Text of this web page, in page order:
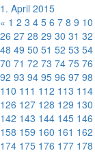
1. April 2015
« 1 2 3 4 5 6 7 8 9 10
26 27 28 29 30 31 32
48 49 50 51 52 53 54
70 71 72 73 74 75 76
92 93 94 95 96 97 98
110 111 112 113 114
126 127 128 129 130
142 143 144 145 146
158 159 160 161 162
174 175 176 177 178